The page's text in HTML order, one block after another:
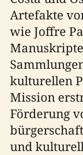
Artefakte
wie Joffre
kulturellen
Mission
Förderung
und